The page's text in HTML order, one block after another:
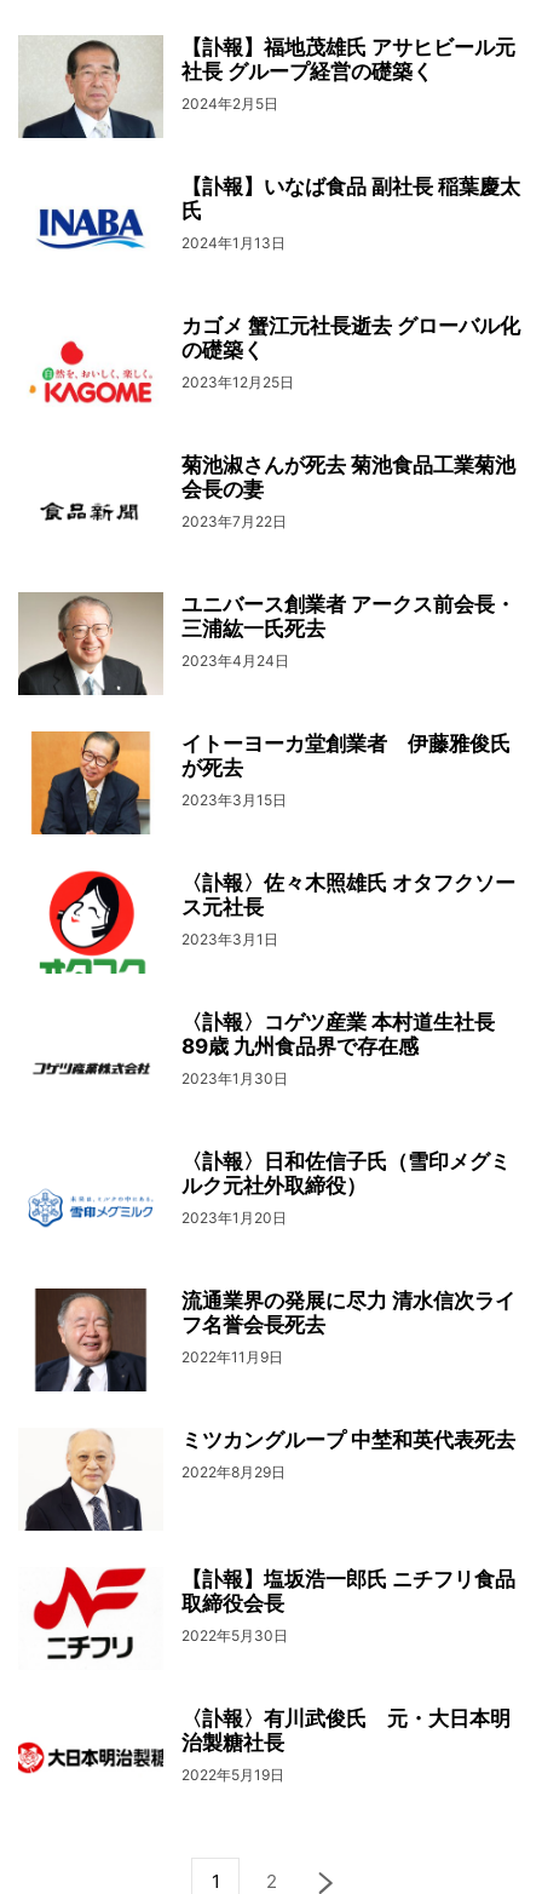
【訃報】福地茂雄氏 アサヒビール元
社長 グループ経営の礎築く
2024年2月5日
【訃報】いなば食品 副社長 稲葉慶太
氏
2024年1月13日
カゴメ 蟹江元社長逝去 グローバル化
の礎築く
2023年12月25日
菊池淑さんが死去 菊池食品工業菊池
会長の妻
2023年7月22日
ユニバース創業者 アークス前会長・
三浦紘一氏死去
2023年4月24日
イトーヨーカ堂創業者 伊藤雅俊氏
が死去
2023年3月15日
〈訃報〉佐々木照雄氏 オタフクソー
ス元社長
2023年3月1日
〈訃報〉コゲツ産業 本村道生社長
89歳 九州食品界で存在感
2023年1月30日
〈訃報〉日和佐信子氏（雪印メグミ
ルク元社外取締役）
2023年1月20日
流通業界の発展に尽力 清水信次ライ
フ名誉会長死去
2022年11月9日
ミツカングループ 中埜和英代表死去
2022年8月29日
【訃報】塩坂浩一郎氏 ニチフリ食品
取締役会長
2022年5月30日
〈訃報〉有川武俊氏 元・大日本明
治製糖社長
2022年5月19日
1 2